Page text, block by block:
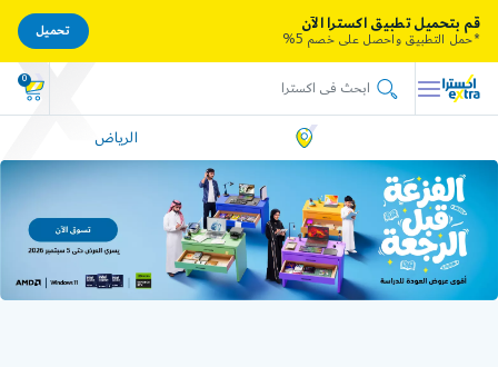
0
الرياض
قم بتحميل تطبيق اكسترا الآن
*حمل التطبيق واحصل على خصم 5%
تحميل